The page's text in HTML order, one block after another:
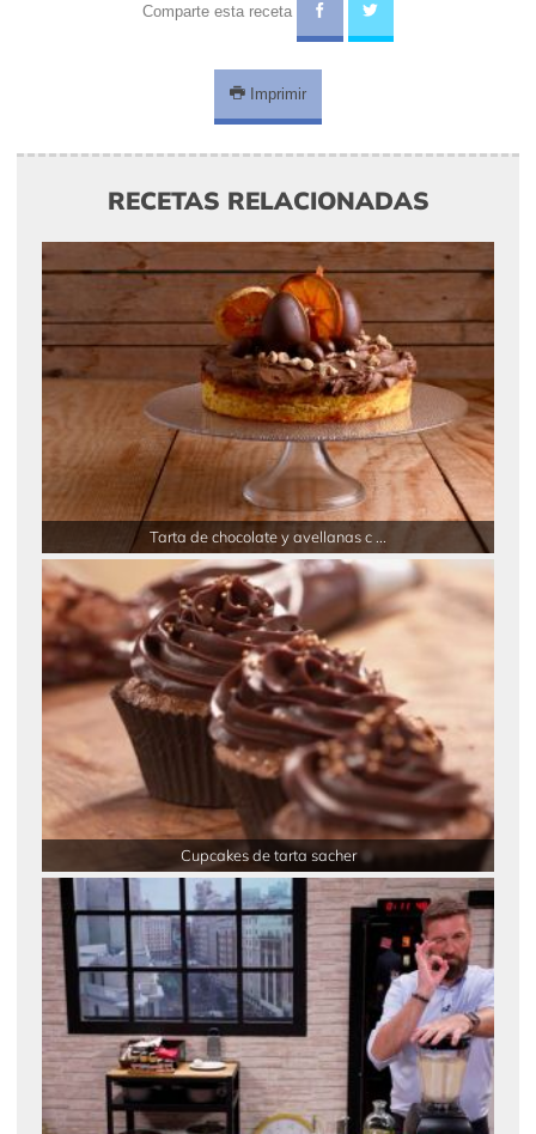
Comparte esta receta
Imprimir
RECETAS RELACIONADAS
Tarta de chocolate y avellanas c ...
Cupcakes de tarta sacher